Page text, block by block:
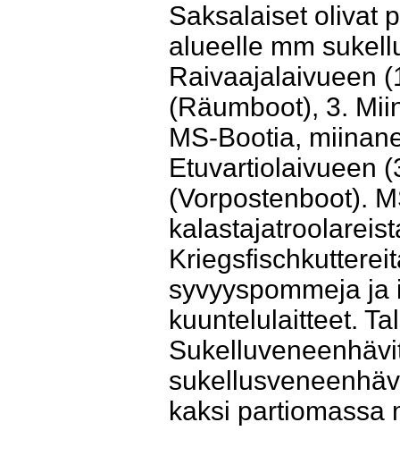
Saksalaiset olivat
alueelle mm
Raivaajalaivueen
(Räumboot), 3.
MS-Bootia,
Etuvartiolaivueen
(Vorpostenboot).
syvyyspommeja
kuuntelulaitteet.
kaksi partiomassa